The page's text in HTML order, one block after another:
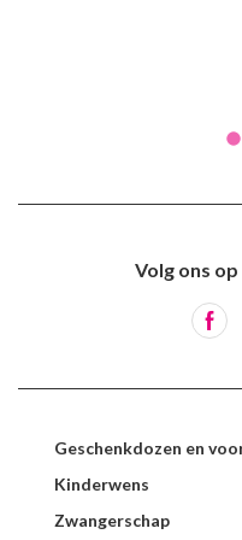
Volg ons
Geschenkdozen en
Kinderwens
Zwangerschap